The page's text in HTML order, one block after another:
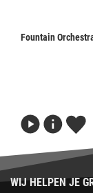
Fountain
WIJ HELPEN JE